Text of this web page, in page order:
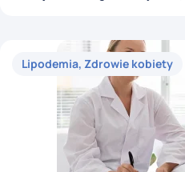
Lipodemia, Zdrowie kobiety